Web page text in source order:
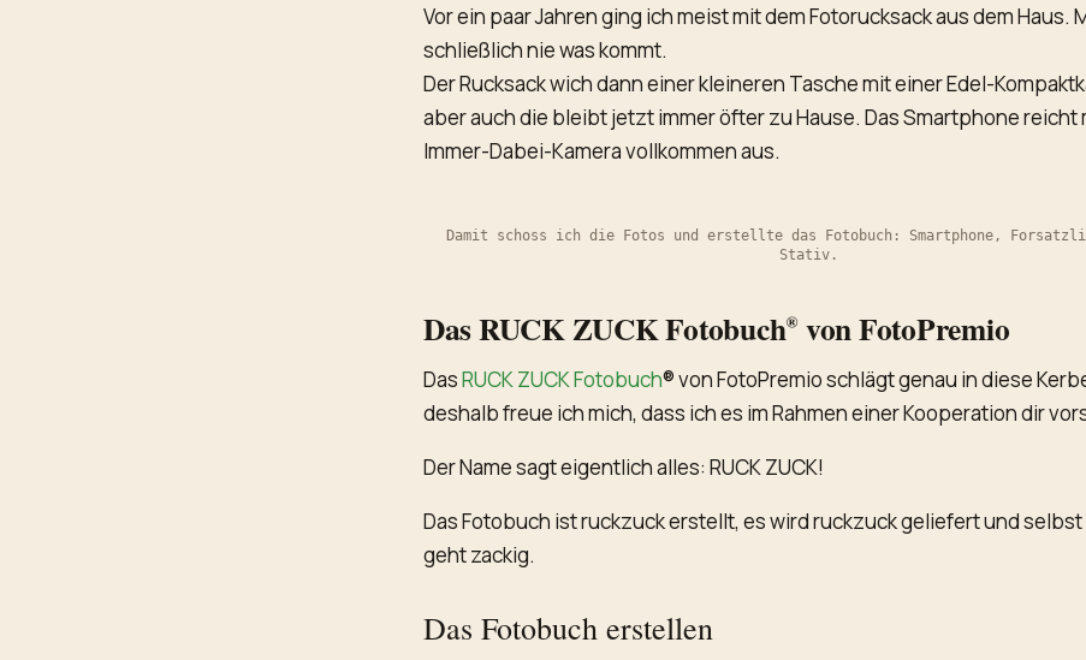
Vor ein paar Jahren ging ich meist mit dem Fotorucksack aus dem Haus.
schließlich nie was kommt.
Der Rucksack wich dann einer kleineren Tasche mit einer Edel-
aber auch die bleibt jetzt immer öfter zu Hause. Das Smartphone reicht
Immer-Dabei-Kamera vollkommen aus.
Damit schoss ich die Fotos und erstellte das Fotobuch: Smartphone,
Stativ.
Das RUCK ZUCK Fotobuch® von FotoPremio
DasRUCK ZUCK Fotobuch® von FotoPremio schlägt genau in diese
deshalb freue ich mich, dass ich es im Rahmen einer Kooperation dir
Der Name sagt eigentlich alles: RUCK ZUCK!
Das Fotobuch ist ruckzuck erstellt, es wird ruckzuck geliefert und
geht zackig.
Das Fotobuch erstellen